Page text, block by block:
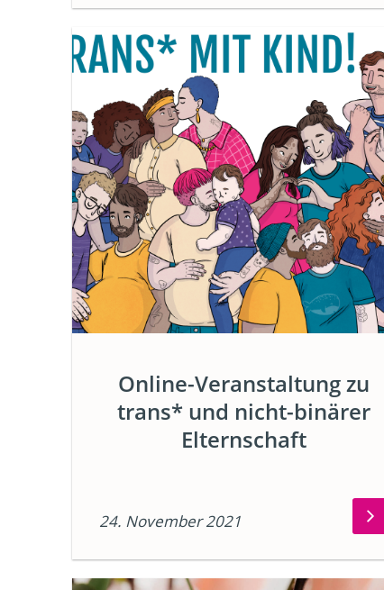
Online-Veranstaltung zu
trans* und nicht-binärer
Elternschaft
24. November 2021